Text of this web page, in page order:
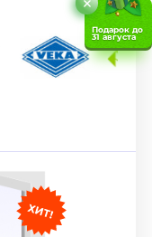
Подарок до
31 августа